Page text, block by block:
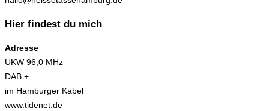
Hier findest du mich
Adresse
UKW 96,0 MHz
DAB +
im Hamburger Kabel
www.tidenet.de